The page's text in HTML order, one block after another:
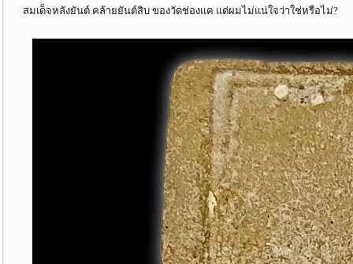
สมเด็จหลังยันต์ คล้ายยันต์สิบ ของวัดช่องแค แต่ผมไม่แน่ใจว่าใช่หรือไม่?